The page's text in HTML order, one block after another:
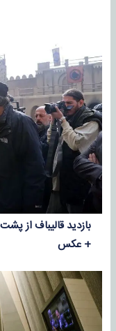
بازدید قالیباف از
+ عکس